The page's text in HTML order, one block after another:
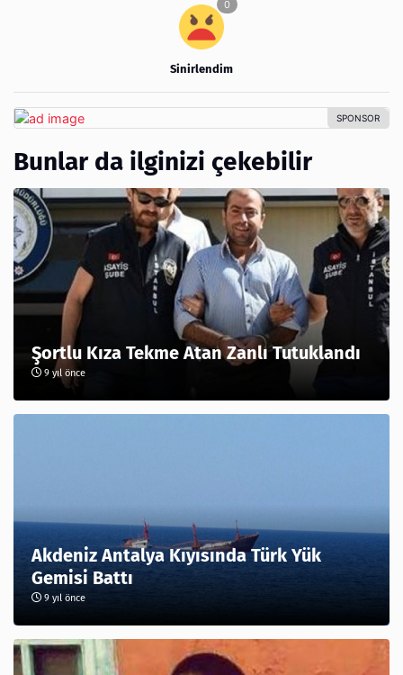
Sinirlendim
Bunlar da ilginizi çekebilir
Şortlu Kıza Tekme Atan Zanlı Tutuklandı
9 yıl önce
Akdeniz Antalya Kıyısında Türk Yük
Gemisi Battı
9 yıl önce